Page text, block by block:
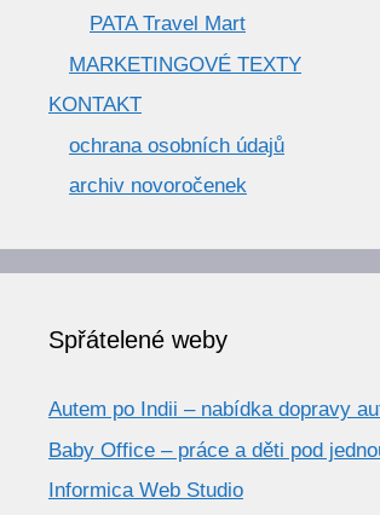
PATA Travel Mart
MARKETINGOVÉ TEXTY
KONTAKT
ochrana osobních údajů
archiv novoročenek
Spřátelené weby
Autem po Indii – nabídka dopravy
Baby Office – práce a děti pod
Informica Web Studio